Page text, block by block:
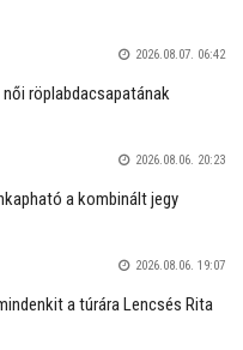
2026.08.07. 06:42
röplabdacsapatának
2026.08.06. 20:23
a kombinált jegy
2026.08.06. 19:07
a túrára Lencsés Rita